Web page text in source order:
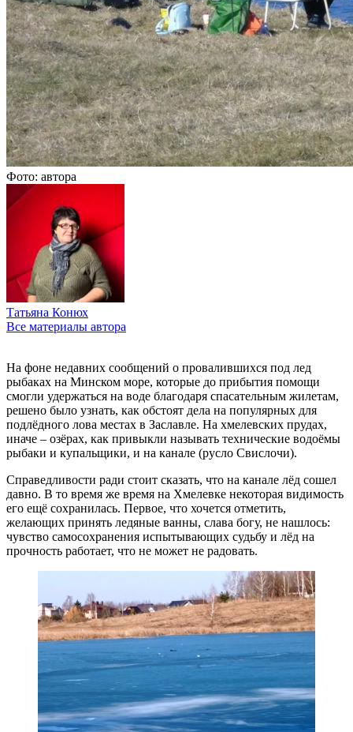
Фото: автора
Татьяна Конюх
Все материалы автора
На фоне недавних сообщений о провалившихся под лед
рыбаках на Минском море, которые до прибытия помощи
смогли удержаться на воде благодаря спасательным жилетам,
решено было узнать, как обстоят дела на популярных для
подлёдного лова местах в Заславле. На хмелевских прудах,
иначе – озёрах, как привыкли называть технические водоёмы
рыбаки и купальщики, и на канале (русло Свислочи).
Справедливости ради стоит сказать, что на канале лёд сошел
давно. В то время же время на Хмелевке некоторая видимость
его ещё сохранилась. Первое, что хочется отметить,
желающих принять ледяные ванны, слава богу, не нашлось:
чувство самосохранения испытывающих судьбу и лёд на
прочность работает, что не может не радовать.